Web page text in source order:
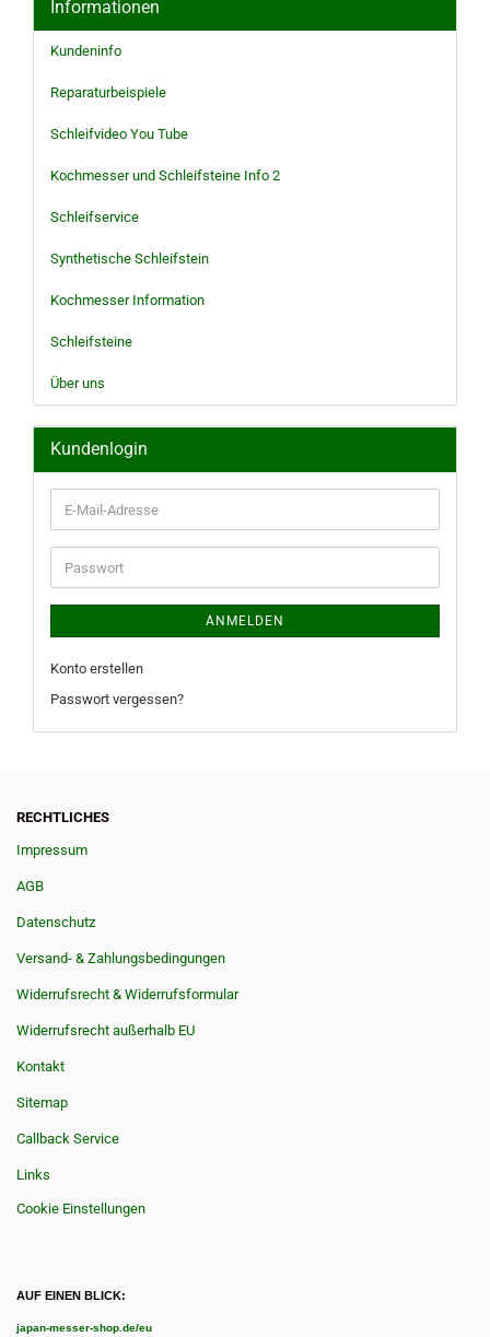
Informationen
Kundeninfo
Reparaturbeispiele
Schleifvideo You Tube
Kochmesser und Schleifsteine Info 2
Schleifservice
Synthetische Schleifstein
Kochmesser Information
Schleifsteine
Über uns
Kundenlogin
E-
Mail-
Adresse
Passwort
ANMELDEN
Konto erstellen
Passwort vergessen?
RECHTLICHES
Impressum
AGB
Datenschutz
Versand- & Zahlungsbedingungen
Widerrufsrecht & Widerrufsformular
Widerrufsrecht außerhalb EU
Kontakt
Sitemap
Callback Service
Links
Cookie Einstellungen
AUF EINEN BLICK:
japan-messer-shop.de/eu